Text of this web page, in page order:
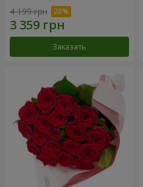
4 199 грн
Заказать